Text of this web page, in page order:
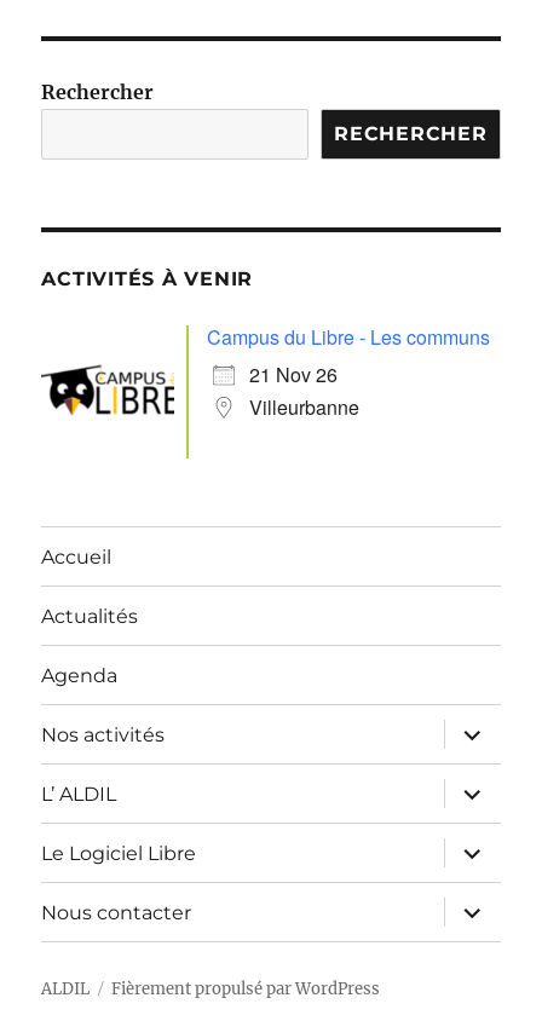
Rechercher
RECHERCHER
ACTIVITÉS À VENIR
Campus du Libre - Les communs
21 Nov 26
Villeurbanne
Accueil
Actualités
Agenda
Nos activités
ouvrir
le
sous-
menu
L’ ALDIL
ouvrir
le
sous-
menu
Le Logiciel Libre
ouvrir
le
sous-
menu
Nous contacter
ouvrir
le
sous-
ALDIL Fièrement propulsé par WordPress